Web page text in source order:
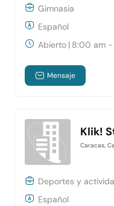
Gimnasia
Español
Abierto | 8:00 am -
Mensaje
Klik!
Caracas,
Deportes y
Español